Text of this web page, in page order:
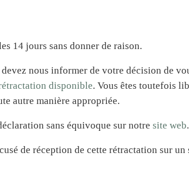
14 jours sans donner de raison.
nous informer de votre décision de
disponible. Vous êtes toutefois
autre manière appropriée.
sans équivoque sur notre site web.
de réception de cette rétractation sur